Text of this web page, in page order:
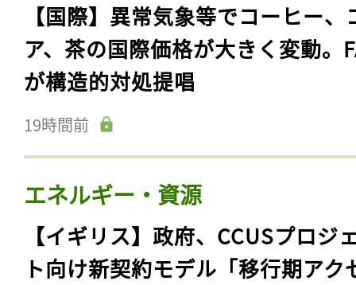
【国際】異常気象等でコーヒー、
ア、茶の国際価格が大きく変動。
が構造的対処提唱
19時間前
エネルギー・資源
【イギリス】政府、CCUSプロジ
ト向け新契約モデル「移行期アク